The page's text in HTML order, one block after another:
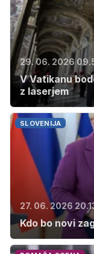
29. 06. 2026
V Vatikanu
z laserjem
SLOVENIJA
27. 06. 2026
Kdo bo novi